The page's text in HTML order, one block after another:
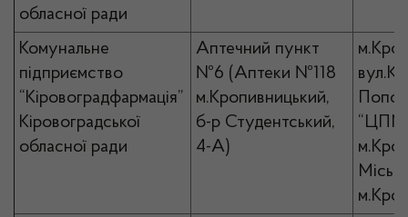
обласної ради
Комунальне
підприємство
“Кіровоградфармація”
Кіровоградської
обласної ради
Аптечний пункт
№6 (Аптеки №118
м.Кропивницький,
б-р Студентський,
4-А)